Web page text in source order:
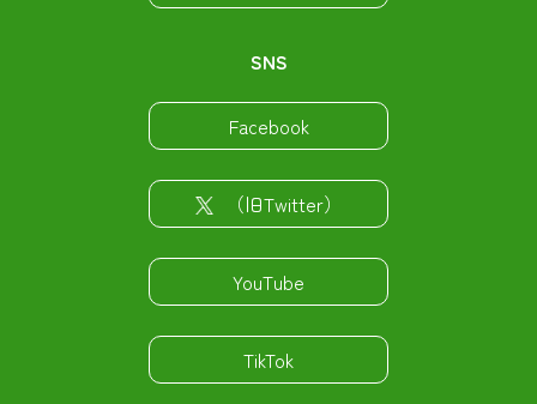
SNS
Facebook
（旧Twitter）
YouTube
TikTok